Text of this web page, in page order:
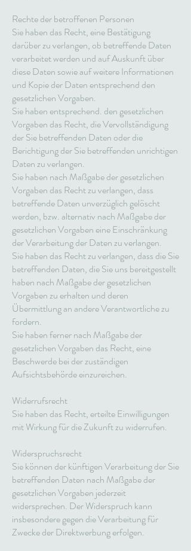
Rechte der betroffenen Personen
Sie haben das Recht, eine Bestätigung
darüber zu verlangen, ob betreffende Daten
verarbeitet werden und auf Auskunft über
diese Daten sowie auf weitere Informationen
und Kopie der Daten entsprechend den
gesetzlichen Vorgaben.
Sie haben entsprechend. den gesetzlichen
Vorgaben das Recht, die Vervollständigung
der Sie betreffenden Daten oder die
Berichtigung der Sie betreffenden unrichtigen
Daten zu verlangen.
Sie haben nach Maßgabe der gesetzlichen
Vorgaben das Recht zu verlangen, dass
betreffende Daten unverzüglich gelöscht
werden, bzw. alternativ nach Maßgabe der
gesetzlichen Vorgaben eine Einschränkung
der Verarbeitung der Daten zu verlangen.
Sie haben das Recht zu verlangen, dass die Sie
betreffenden Daten, die Sie uns bereitgestellt
haben nach Maßgabe der gesetzlichen
Vorgaben zu erhalten und deren
Übermittlung an andere Verantwortliche zu
fordern.
Sie haben ferner nach Maßgabe der
gesetzlichen Vorgaben das Recht, eine
Beschwerde bei der zuständigen
Aufsichtsbehörde einzureichen.
Widerrufsrecht
Sie haben das Recht, erteilte Einwilligungen
mit Wirkung für die Zukunft zu widerrufen.
Widerspruchsrecht
Sie können der künftigen Verarbeitung der Sie
betreffenden Daten nach Maßgabe der
gesetzlichen Vorgaben jederzeit
widersprechen. Der Widerspruch kann
insbesondere gegen die Verarbeitung für
Zwecke der Direktwerbung erfolgen.